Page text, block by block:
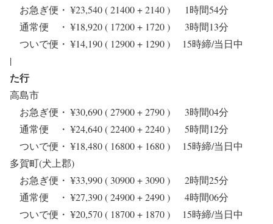
お急ぎ便・ ¥23,540 ( 21400 + 2140 ) 1時間54分
通常便 ・ ¥18,920 ( 17200 + 1720 ) 3時間13分
ついで便・ ¥14,190 ( 12900 + 1290 ) 15時締/当日中
|
た行
高島市
お急ぎ便・ ¥30,690 ( 27900 + 2790 ) 3時間04分
通常便 ・ ¥24,640 ( 22400 + 2240 ) 5時間12分
ついで便・ ¥18,480 ( 16800 + 1680 ) 15時締/当日中
多賀町(犬上郡)
お急ぎ便・ ¥33,990 ( 30900 + 3090 ) 2時間25分
通常便 ・ ¥27,390 ( 24900 + 2490 ) 4時間06分
ついで便・ ¥20,570 ( 18700 + 1870 ) 15時締/当日中